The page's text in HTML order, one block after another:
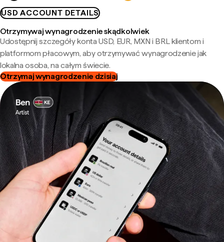
USD ACCOUNT DETAILS
Otrzymywaj wynagrodzenie skądkolwiek
Udostępnij szczegóły konta USD, EUR, MXN i BRL klientom i
platformom płacowym, aby otrzymywać wynagrodzenie jak
lokalna osoba, na całym świecie.
Otrzymaj wynagrodzenie dzisiaj